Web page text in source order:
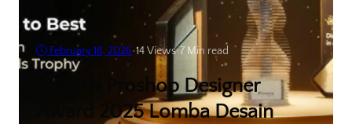
February 18, 2026•14Views•7 Min read
DAIKIN Proshop Designer
Award 2025 Lomba Desain